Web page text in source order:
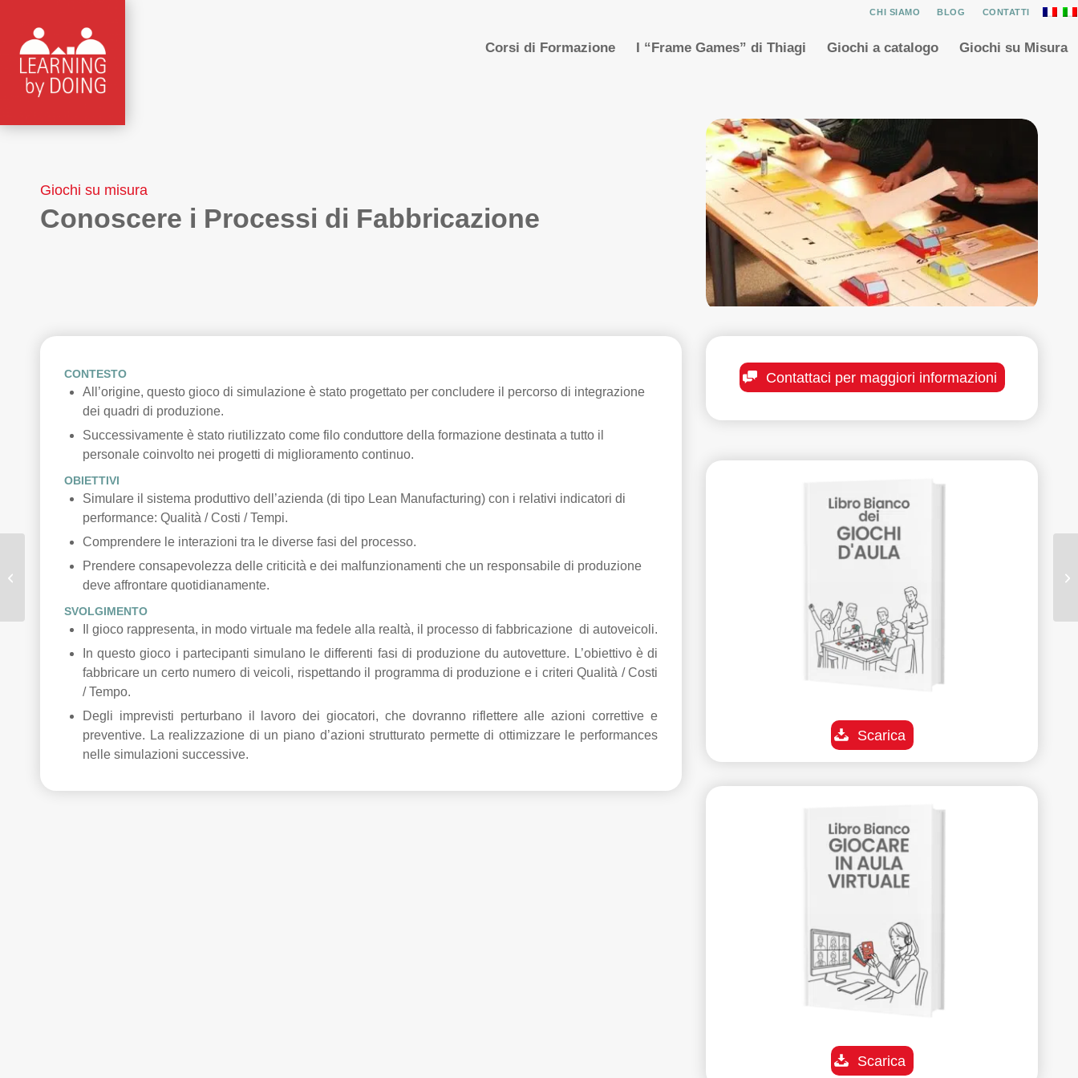
CHI SIAMO BLOG CONTATTI
Corsi di Formazione I “Frame Games” di Thiagi Giochi a catalogo Giochi su Misura
Giochi su misura
Conoscere i Processi di Fabbricazione
CONTESTO
All’origine, questo gioco di simulazione è stato progettato per concludere il percorso di integrazione
dei quadri di produzione.
Successivamente è stato riutilizzato come filo conduttore della formazione destinata a tutto il
personale coinvolto nei progetti di miglioramento continuo.
OBIETTIVI
Simulare il sistema produttivo dell’azienda (di tipo Lean Manufacturing) con i relativi indicatori di
performance: Qualità / Costi / Tempi.
Comprendere le interazioni tra le diverse fasi del processo.
Prendere consapevolezza delle criticità e dei malfunzionamenti che un responsabile di produzione
deve affrontare quotidianamente.
SVOLGIMENTO
Il gioco rappresenta, in modo virtuale ma fedele alla realtà, il processo di fabbricazione di autoveicoli.
In questo gioco i partecipanti simulano le differenti fasi di produzione du autovetture. L’obiettivo è di
fabbricare un certo numero di veicoli, rispettando il programma di produzione e i criteri Qualità / Costi
/ Tempo.
Degli imprevisti perturbano il lavoro dei giocatori, che dovranno riflettere alle azioni correttive e
preventive. La realizzazione di un piano d’azioni strutturato permette di ottimizzare le performances
nelle simulazioni successive.
Contattaci per maggiori informazioni
Scarica
Scarica
Migliorare l’efficienza
amministrativi